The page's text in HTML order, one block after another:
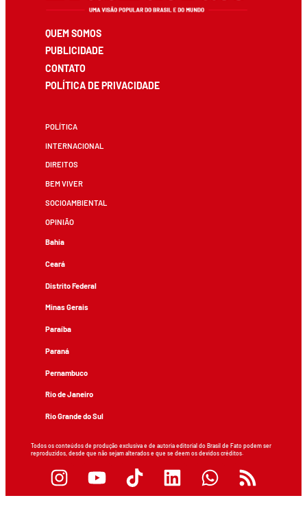
QUEM SOMOS
PUBLICIDADE
CONTATO
POLÍTICA DE PRIVACIDADE
POLÍTICA
INTERNACIONAL
DIREITOS
BEM VIVER
SOCIOAMBIENTAL
OPINIÃO
Bahia
Ceará
Distrito Federal
Minas Gerais
Paraíba
Paraná
Pernambuco
Rio de Janeiro
Rio Grande do Sul
Todos os conteúdos de produção exclusiva e de autoria editorial do Brasil de Fato podem ser
reproduzidos, desde que não sejam alterados e que se deem os devidos créditos.